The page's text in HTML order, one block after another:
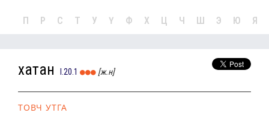
П Р С Т У Ү Ф Х Ц Ч Ш Э Ю Я
хатан I.20.1 [ж.н]
ТОВЧ УТГА